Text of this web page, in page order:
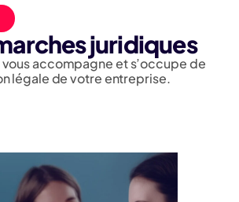
juridiques
accompagne et s’occupe de
légale de votre entreprise.